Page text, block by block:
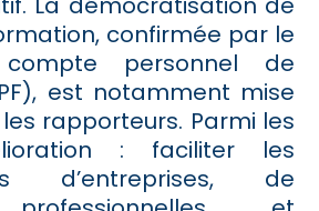
confirmée par le
personnel de
est notamment mise
rapporteurs. Parmi les
: faciliter les
d’entreprises, de